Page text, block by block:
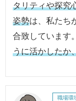
タリティや探究
姿勢は、私たち
合致しています
うに活かしたか
職場環